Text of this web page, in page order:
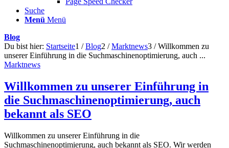
Suche
Menü Menü
Blog
Du bist hier: Startseite1 / Blog2 / Marktnews3 / Willkommen zu
unserer Einführung in die Suchmaschinenoptimierung, auch ...
Marktnews
Willkommen zu unserer Einführung in
die Suchmaschinenoptimierung, auch
bekannt als SEO
Willkommen zu unserer Einführung in die
Suchmaschinenoptimierung, auch bekannt als SEO. Wir werden